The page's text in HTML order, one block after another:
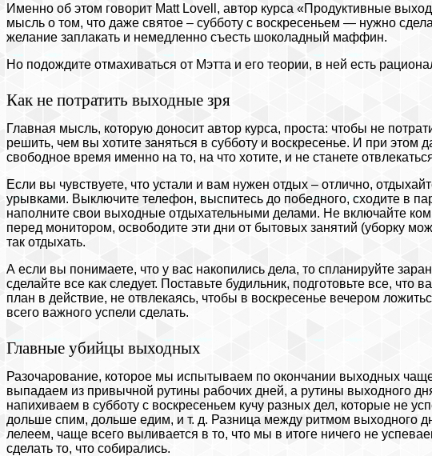
Именно об этом говорит Matt Lovell, автор курса «Продуктивные
мысль о том, что даже святое – субботу с воскресеньем — нужно
желание заплакать и немедленно съесть шоколадный маффин.
Но подождите отмахиваться от Мэтта и его теории, в ней есть
Как не потратить выходные зря
Главная мысль, которую доносит автор курса, проста: чтобы не
решить, чем вы хотите заняться в субботу и воскресенье. И при этом
свободное время именно на то, на что хотите, и не станете
Если вы чувствуете, что устали и вам нужен отдых – отлично,
урывками. Выключите телефон, выспитесь до победного, сходите в
наполните свои выходные отдыхательными делами. Не включайте
перед монитором, освободите эти дни от бытовых занятий (уборку
так отдыхать.
А если вы понимаете, что у вас накопились дела, то спланируйте
сделайте все как следует. Поставьте будильник, подготовьте все,
план в действие, не отвлекаясь, чтобы в воскресенье вечером
всего важного успели сделать.
Главные убийцы выходных
Разочарование, которое мы испытываем по окончании выходных
выпадаем из привычной рутины рабочих дней, а рутины выходного
напихиваем в субботу с воскресеньем кучу разных дел, которые не
дольше спим, дольше едим, и т. д. Разница между ритмом выходного
лелеем, чаще всего выливается в то, что мы в итоге ничего не
сделать то, что собирались.